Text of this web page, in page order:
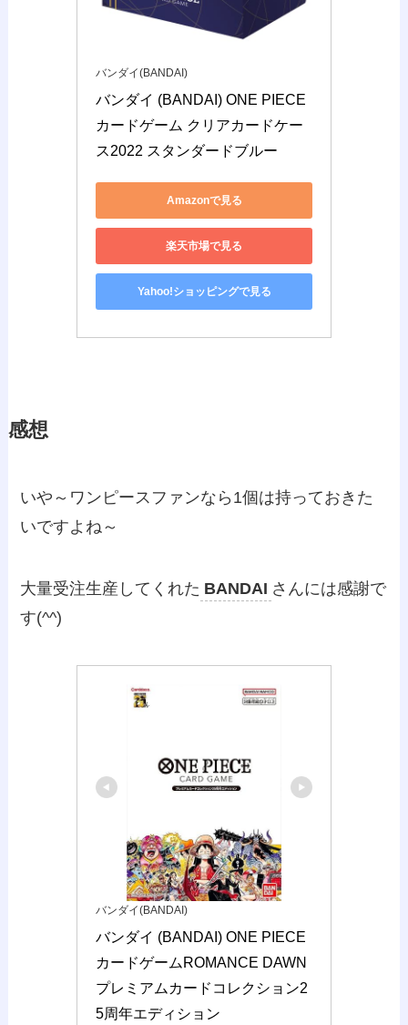
バンダイ(BANDAI)
バンダイ (BANDAI) ONE PIECE
カードゲーム クリアカードケー
ス2022 スタンダードブルー
Amazonで見る
楽天市場で見る
Yahoo!ショッピングで見る
感想
いや～ワンピースファンなら1個は持っておきた
いですよね～
大量受注生産してくれた BANDAI さんには感謝で
す(^^)
バンダイ(BANDAI)
バンダイ (BANDAI) ONE PIECE
カードゲームROMANCE DAWN
プレミアムカードコレクション2
5周年エディション